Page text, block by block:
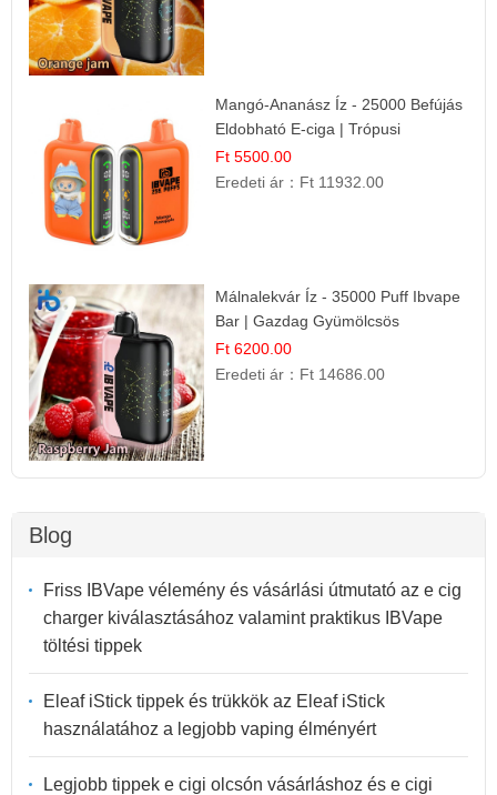
Mangó-Ananász Íz - 25000 Befújás
Eldobható E-ciga | Trópusi
Gyümölcs Élmény!
Ft 5500.00
Eredeti ár： Ft 11932.00
Málnalekvár Íz - 35000 Puff Ibvape
Bar | Gazdag Gyümölcsös
Ízélmény!
Ft 6200.00
Eredeti ár： Ft 14686.00
Blog
Friss IBVape vélemény és vásárlási útmutató az e cig
charger kiválasztásához valamint praktikus IBVape
töltési tippek
Eleaf iStick tippek és trükkök az Eleaf iStick
használatához a legjobb vaping élményért
Legjobb tippek e cigi olcsón vásárláshoz és e cigi